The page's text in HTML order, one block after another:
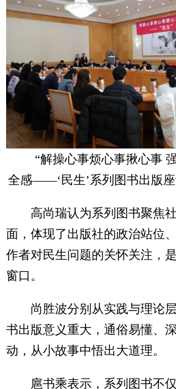
“解操心事烦心事揪心事
全感——‘民生’系列图书出版座
高尚瑞认为系列图书聚焦社
面，体现了出版社的政治站位
作者对民生问题的关怀关注，
窗口。
尚胜波分别从实践与理论层
书出版意义重大，通俗易懂、
动，从小故事中悟出大道理。
扈书乘表示，系列图书不仅